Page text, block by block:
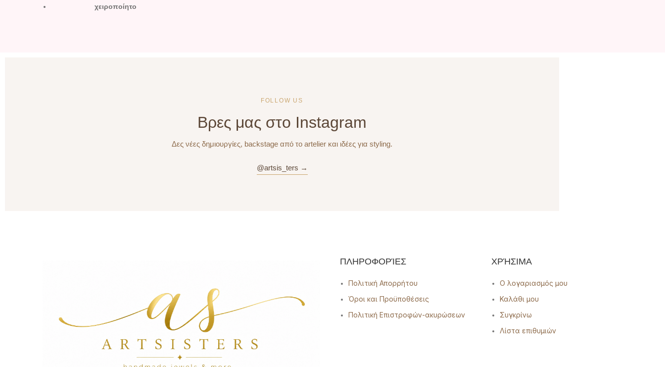
χειροποίητο
FOLLOW US
Βρες μας στο Instagram
Δες νέες δημιουργίες, backstage από το artelier και ιδέες για styling.
@artsis_ters →
ΠΛΗΡΟΦΟΡΊΕΣ
Πολιτική Απορρήτου
Όροι και Προϋποθέσεις
Πολιτική Επιστροφών-ακυρώσεων
ΧΡΉΣΙΜΑ
Ο λογαριασμός μου
Καλάθι μου
Συγκρίνω
Λίστα επιθυμιών